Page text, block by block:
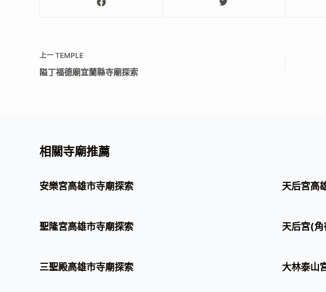
上一TEMPLE
隘丁福德廟宜蘭縣寺廟探索
相關寺廟推薦
安樂宮高雄市寺廟探索 天后宮高
聖隆宮高雄市寺廟探索 天后宮(
三聖殿高雄市寺廟探索 大林泰山